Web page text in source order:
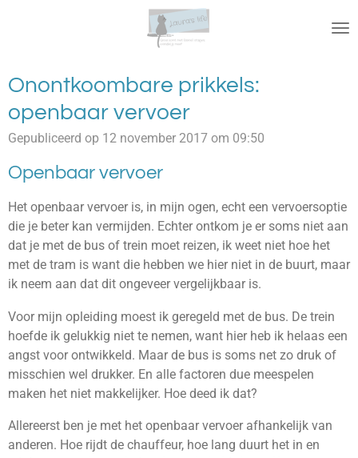
de
hoofdinhoud
Onontkoombare prikkels:
openbaar vervoer
Gepubliceerd op 12 november 2017 om 09:50
Openbaar vervoer
Het openbaar vervoer is, in mijn ogen, echt een vervoersoptie
die je beter kan vermijden. Echter ontkom je er soms niet aan
dat je met de bus of trein moet reizen, ik weet niet hoe het
met de tram is want die hebben we hier niet in de buurt, maar
ik neem aan dat dit ongeveer vergelijkbaar is.
Voor mijn opleiding moest ik geregeld met de bus. De trein
hoefde ik gelukkig niet te nemen, want hier heb ik helaas een
angst voor ontwikkeld. Maar de bus is soms net zo druk of
misschien wel drukker. En alle factoren due meespelen
maken het niet makkelijker. Hoe deed ik dat?
Allereerst ben je met het openbaar vervoer afhankelijk van
anderen. Hoe rijdt de chauffeur, hoe lang duurt het in en